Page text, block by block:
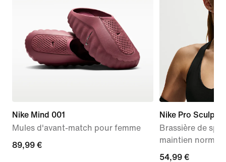
Nike Mind 001
Mules d'avant-match pour femme
89,99 €
89,99 €
Nike Pro Sculpt
Brassière de
maintien normal
54,99 €
54,99 €